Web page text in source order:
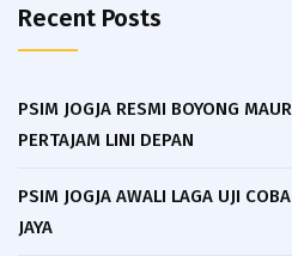
Recent Posts
PSIM JOGJA RESMI BOYONG
PERTAJAM LINI DEPAN
PSIM JOGJA AWALI LAGA UJI
JAYA